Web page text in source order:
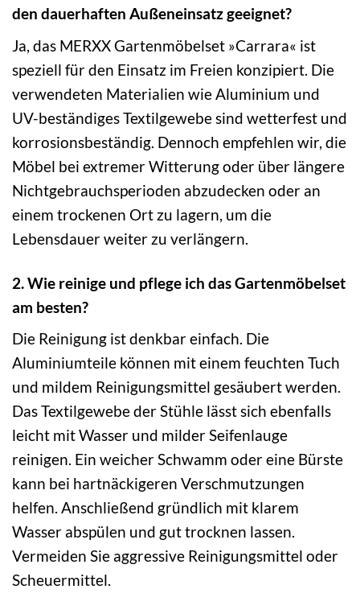
den dauerhaften Außeneinsatz geeignet?
Ja, das MERXX Gartenmöbelset »Carrara« ist
speziell für den Einsatz im Freien konzipiert. Die
verwendeten Materialien wie Aluminium und
UV-beständiges Textilgewebe sind wetterfest und
korrosionsbeständig. Dennoch empfehlen wir, die
Möbel bei extremer Witterung oder über längere
Nichtgebrauchsperioden abzudecken oder an
einem trockenen Ort zu lagern, um die
Lebensdauer weiter zu verlängern.
2. Wie reinige und pflege ich das Gartenmöbelset
am besten?
Die Reinigung ist denkbar einfach. Die
Aluminiumteile können mit einem feuchten Tuch
und mildem Reinigungsmittel gesäubert werden.
Das Textilgewebe der Stühle lässt sich ebenfalls
leicht mit Wasser und milder Seifenlauge
reinigen. Ein weicher Schwamm oder eine Bürste
kann bei hartnäckigeren Verschmutzungen
helfen. Anschließend gründlich mit klarem
Wasser abspülen und gut trocknen lassen.
Vermeiden Sie aggressive Reinigungsmittel oder
Scheuermittel.